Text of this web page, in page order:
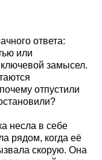
ответа:
или
замысел.
отпустили
несла в себе
рядом, когда её
скорую. Она